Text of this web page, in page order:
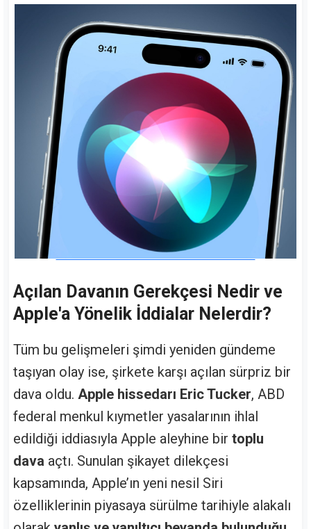
Açılan Davanın Gerekçesi Nedir ve
Apple'a Yönelik İddialar Nelerdir?
Tüm bu gelişmeleri şimdi yeniden gündeme
taşıyan olay ise, şirkete karşı açılan sürpriz bir
dava oldu. Apple hissedarı Eric Tucker, ABD
federal menkul kıymetler yasalarının ihlal
edildiği iddiasıyla Apple aleyhine bir toplu
dava açtı. Sunulan şikayet dilekçesi
kapsamında, Apple’ın yeni nesil Siri
özelliklerinin piyasaya sürülme tarihiyle alakalı